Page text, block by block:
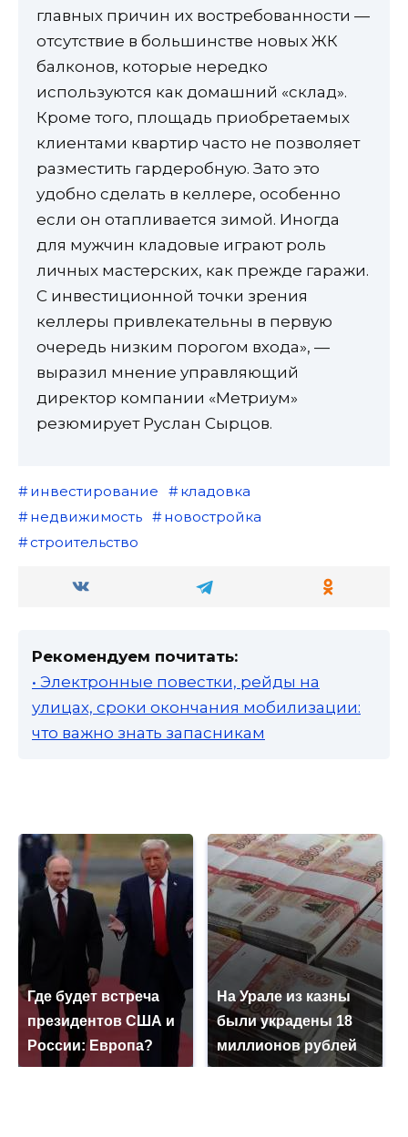
главных причин их востребованности —
отсутствие в большинстве новых ЖК
балконов, которые нередко
используются как домашний «склад».
Кроме того, площадь приобретаемых
клиентами квартир часто не позволяет
разместить гардеробную. Зато это
удобно сделать в келлере, особенно
если он отапливается зимой. Иногда
для мужчин кладовые играют роль
личных мастерских, как прежде гаражи.
С инвестиционной точки зрения
келлеры привлекательны в первую
очередь низким порогом входа», —
выразил мнение управляющий
директор компании «Метриум»
резюмирует Руслан Сырцов.
инвестирование
кладовка
недвижимость
новостройка
строительство
Рекомендуем почитать:
• Электронные повестки, рейды на
улицах, сроки окончания мобилизации:
что важно знать запасникам
Где будет встреча
президентов США и
России: Европа?
На Урале из казны
были украдены 18
миллионов рублей